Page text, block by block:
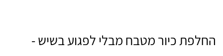
החלפת כיור מטבח מבלי לפגוע בשיש -